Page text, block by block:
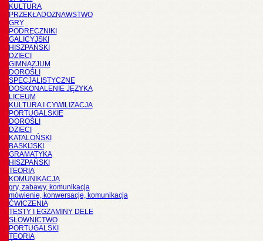
KULTURA
PRZEKŁADOZNAWSTWO
GRY
PODRĘCZNIKI
GALICYJSKI
HISZPAŃSKI
DZIECI
GIMNAZJUM
DOROŚLI
SPECJALISTYCZNE
DOSKONALENIE JĘZYKA
LICEUM
KULTURA I CYWILIZACJA
PORTUGALSKIE
DOROŚLI
DZIECI
KATALOŃSKI
BASKIJSKI
GRAMATYKA
HISZPAŃSKI
TEORIA
KOMUNIKACJA
gry, zabawy, komunikacja
mówienie, konwersacje, komunikacja
ĆWICZENIA
TESTY I EGZAMINY DELE
SŁOWNICTWO
PORTUGALSKI
TEORIA